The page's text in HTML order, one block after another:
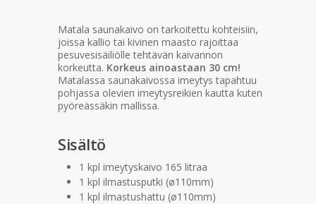
Matala saunakaivo on tarkoitettu kohteisiin,
joissa kallio tai kivinen maasto rajoittaa
pesuvesisäiliölle tehtävän kaivannon
korkeutta. Korkeus ainoastaan 30 cm!
Matalassa saunakaivossa imeytys tapahtuu
pohjassa olevien imeytysreikien kautta kuten
pyöreässäkin mallissa.
Sisältö
1 kpl imeytyskaivo 165 litraa
1 kpl ilmastusputki (ø110mm)
1 kpl ilmastushattu (ø110mm)